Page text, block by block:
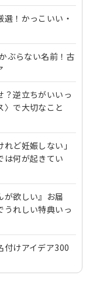
！かっこいい・
ぶらない名前！古
？逆立ちがいいっ
〉で大切なこと
ど妊娠しない」
は何が起きてい
が欲しい』お届
うれしい特典いっ
けアイデア300